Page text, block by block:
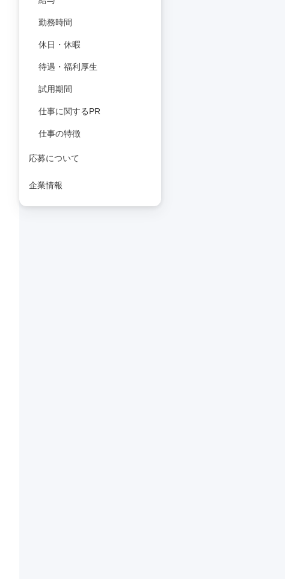
勤務時間
休日・休暇
待遇・福利厚生
試用期間
仕事に関するPR
仕事の特徴
応募について
企業情報